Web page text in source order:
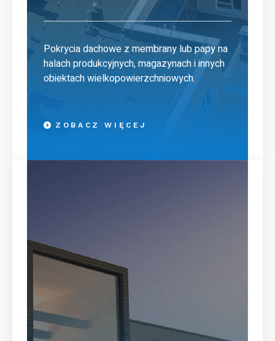
Pokrycia dachowe z membrany lub papy na
halach produkcyjnych, magazynach i innych
obiektach wielkopowierzchniowych.
ZOBACZ WIĘCEJ